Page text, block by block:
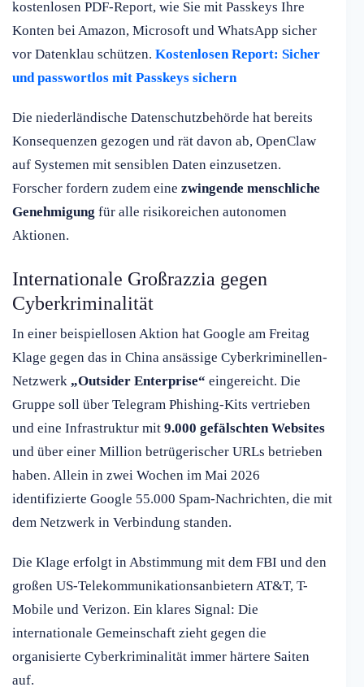
kostenlosen PDF-Report, wie Sie mit Passkeys Ihre
Konten bei Amazon, Microsoft und WhatsApp sicher
vor Datenklau schützen. Kostenlosen Report: Sicher
und passwortlos mit Passkeys sichern
Die niederländische Datenschutzbehörde hat bereits
Konsequenzen gezogen und rät davon ab, OpenClaw
auf Systemen mit sensiblen Daten einzusetzen.
Forscher fordern zudem eine zwingende menschliche
Genehmigung für alle risikoreichen autonomen
Aktionen.
Internationale Großrazzia gegen
Cyberkriminalität
In einer beispiellosen Aktion hat Google am Freitag
Klage gegen das in China ansässige Cyberkriminellen-
Netzwerk „Outsider Enterprise“ eingereicht. Die
Gruppe soll über Telegram Phishing-Kits vertrieben
und eine Infrastruktur mit 9.000 gefälschten Websites
und über einer Million betrügerischer URLs betrieben
haben. Allein in zwei Wochen im Mai 2026
identifizierte Google 55.000 Spam-Nachrichten, die mit
dem Netzwerk in Verbindung standen.
Die Klage erfolgt in Abstimmung mit dem FBI und den
großen US-Telekommunikationsanbietern AT&T, T-
Mobile und Verizon. Ein klares Signal: Die
internationale Gemeinschaft zieht gegen die
organisierte Cyberkriminalität immer härtere Saiten
auf.